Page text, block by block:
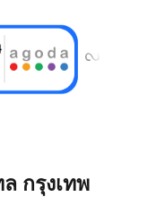
กรุงเทพ
ชื่อดังย่านรัชดา เป็น
กรุงเทพมหานคร ที่